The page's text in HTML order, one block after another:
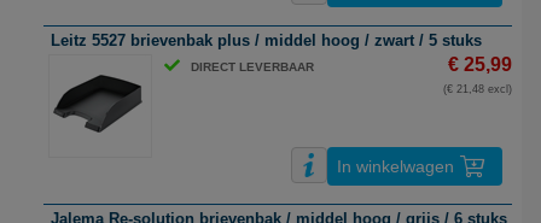
Leitz 5527 brievenbak plus / middel hoog / zwart / 5 stuks
DIRECT LEVERBAAR € 25,99
(€ 21,48 excl)
In winkelwagen
Jalema Re-solution brievenbak / middel hoog / grijs / 6 stuks